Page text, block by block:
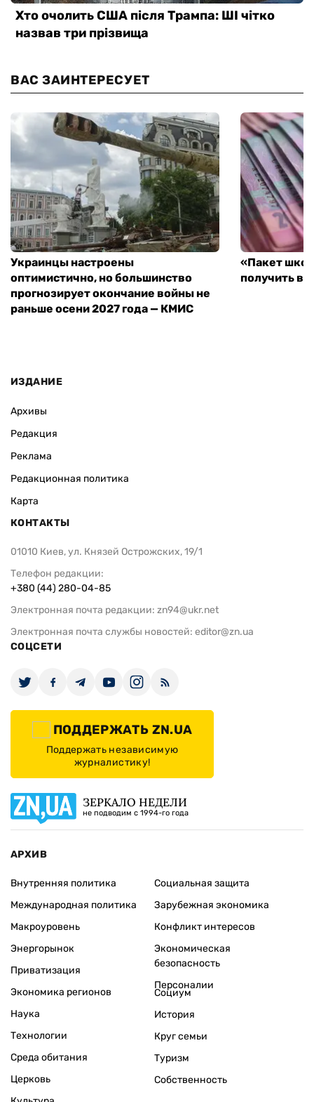
ВАС ЗАИНТЕРЕСУЕТ
Украинцы настроены
оптимистично, но большинство
прогнозирует окончание войны не
раньше осени 2027 года — КМИС
«Пакет
получить
ИЗДАНИЕ
Архивы
Редакция
Реклама
Редакционная политика
Карта
КОНТАКТЫ
01010 Киев, ул. Князей Острожских, 19/1
Телефон редакции:
+380 (44) 280-04-85
Электронная почта редакции: zn94@ukr.net
Электронная почта службы новостей: editor@zn.ua
СОЦСЕТИ
ПОДДЕРЖАТЬ ZN.UA
Поддержать независимую
журналистику!
ЗЕРКАЛО НЕДЕЛИ
не подводим с 1994-го года
АРХИВ
Внутренняя политика
Международная политика
Макроуровень
Энергорынок
Приватизация
Экономика регионов
Социальная защита
Зарубежная экономика
Конфликт интересов
Экономическая
безопасность
Персоналии
Наука
Технологии
Среда обитания
Церковь
Социум
История
Круг семьи
Туризм
Собственность